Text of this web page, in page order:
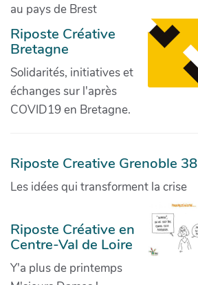
au pays de Brest
Riposte Créative
Bretagne
Solidarités, initiatives et
échanges sur l'après
COVID19 en Bretagne.
Riposte Creative Grenoble 38
Les idées qui transforment la crise
Riposte Créative en
Centre-Val de Loire
Y'a plus de printemps